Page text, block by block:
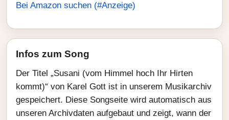
Bei Amazon suchen (#Anzeige)
Infos zum Song
Der Titel „Susani (vom Himmel hoch Ihr Hirten
kommt)“ von Karel Gott ist in unserem Musikarchiv
gespeichert. Diese Songseite wird automatisch aus
unseren Archivdaten aufgebaut und zeigt, wann der